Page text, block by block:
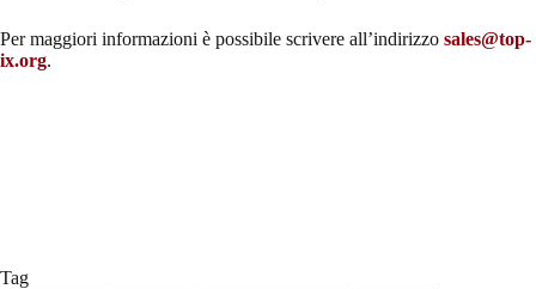
Per maggiori informazioni è possibile scrivere all’indirizzo sales@top-
ix.org.
Tag